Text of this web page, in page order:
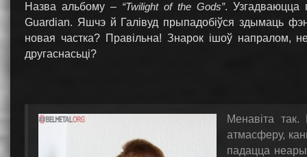
Назва альбому – “Twilight of the Gods”. Узгадваюцца
Guardian. Яшчэ й Галівуд прыпадобіўся здымаць
новая частка? Правільна! Знарок ішоў напралом,
другаснасьці?
Менавіта так.
атмасферу,
падацца